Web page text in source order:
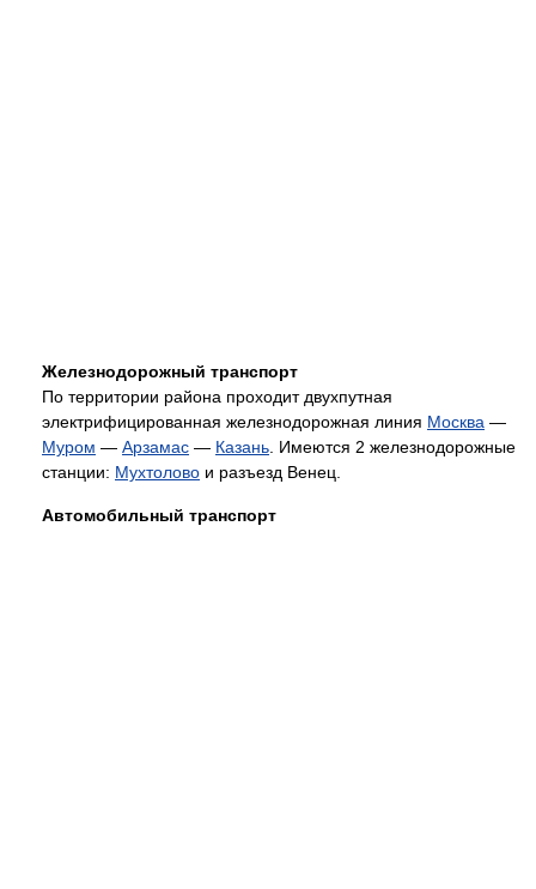
Железнодорожный транспорт
По территории района проходит двухпутная
электрифицированная железнодорожная линия Москва —
Муром — Арзамас — Казань . Имеются 2 железнодорожные
станции: Мухтолово и разъезд Венец.
Автомобильный транспорт